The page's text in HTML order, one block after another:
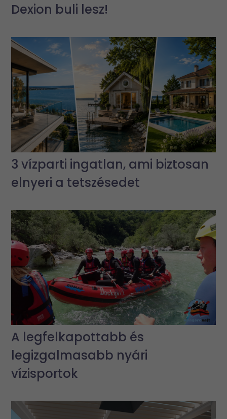
Dexion buli lesz!
3 vízparti ingatlan, ami biztosan
elnyeri a tetszésedet
A legfelkapottabb és
legizgalmasabb nyári
vízisportok